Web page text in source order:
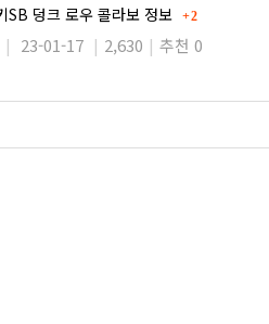
SB 덩크 로우 콜라보 정보 댓글
2
23-01-17 2,630 추천 0